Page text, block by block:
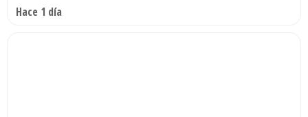
Hace 1 día